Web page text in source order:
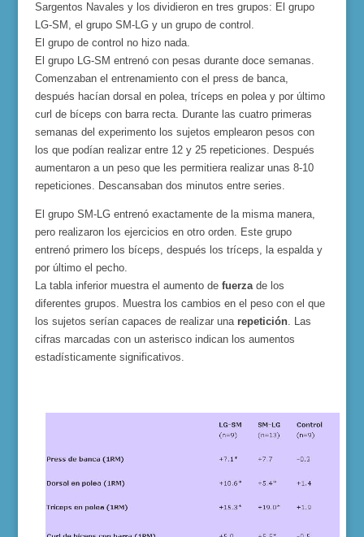
Sargentos Navales y los dividieron en tres grupos: El grupo
LG-SM, el grupo SM-LG y un grupo de control.
El grupo de control no hizo nada.
El grupo LG-SM entrenó con pesas durante doce semanas.
Comenzaban el entrenamiento con el press de banca,
después hacían dorsal en polea, tríceps en polea y por último
curl de bíceps con barra recta. Durante las cuatro primeras
semanas del experimento los sujetos emplearon pesos con
los que podían realizar entre 12 y 25 repeticiones. Después
aumentaron a un peso que les permitiera realizar unas 8-10
repeticiones. Descansaban dos minutos entre series.
El grupo SM-LG entrenó exactamente de la misma manera,
pero realizaron los ejercicios en otro orden. Este grupo
entrenó primero los bíceps, después los tríceps, la espalda y
por último el pecho.
La tabla inferior muestra el aumento defuerzade los
diferentes grupos. Muestra los cambios en el peso con el que
los sujetos serían capaces de realizar una repetición. Las
cifras marcadas con un asterisco indican los aumentos
estadísticamente significativos.